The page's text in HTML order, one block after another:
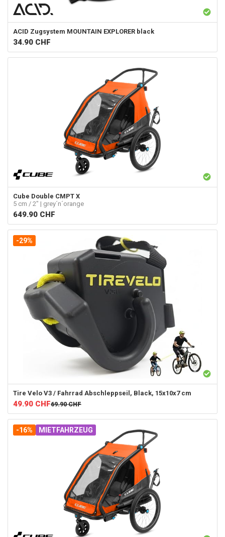
ACID Zugsystem MOUNTAIN EXPLORER black
34.90 CHF
Cube Double CMPT X
5 cm / 2" | grey´n´orange
649.90 CHF
-29%
Tire Velo V3 / Fahrrad Abschleppseil, Black, 15x10x7 cm
49.90 CHF69.90 CHF
-16% MIETFAHRZEUG